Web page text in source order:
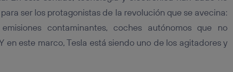
ser los protagonistas de la revolución que se avecina:
contaminantes, coches autónomos que no
este marco, Tesla está siendo uno de los agitadores y
el uso de la tecnología recibirá el mismo identificador.
ancha(p. ej., Wi-Fi), el marketing o análisis se
de navegación de los miembros del hogar que